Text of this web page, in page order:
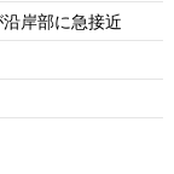
岸部に急接近